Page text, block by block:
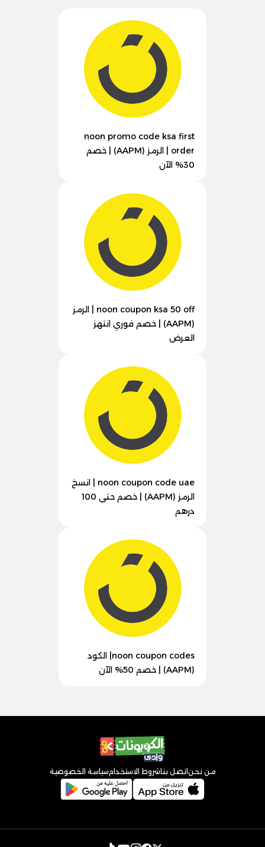
noon promo code ksa first
order | الرمز (AAPM) | خصم
30% الآن
noon coupon ksa 50 off | الرمز
(AAPM) | خصم فوري انتهز
العرض
noon coupon code uae | انسخ
الرمز (AAPM) | خصم حتى 100
درهم
noon coupon codes| الكود
(AAPM) | خصم 50% الآن
من نحن اتصل بنا شروط الاستخدامسياسة الخصوصية